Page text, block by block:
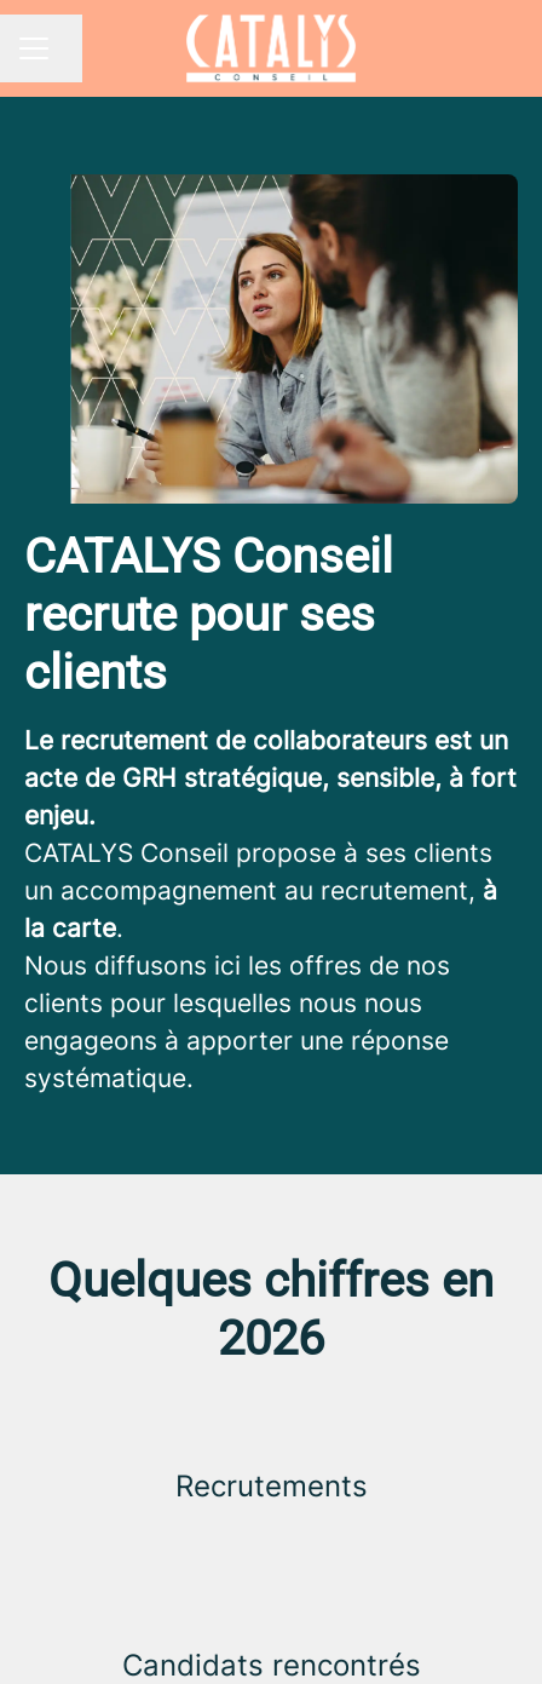
Partager la page
CATALYS Conseil
recrute pour ses
clients
Le recrutement de collaborateurs est un
acte de GRH stratégique, sensible, à fort
enjeu.
CATALYS Conseil propose à ses clients
un accompagnement au recrutement, à
la carte.
Nous diffusons ici les offres de nos
clients pour lesquelles nous nous
engageons à apporter une réponse
systématique.
Quelques chiffres en
2026
Recrutements
Candidats rencontrés